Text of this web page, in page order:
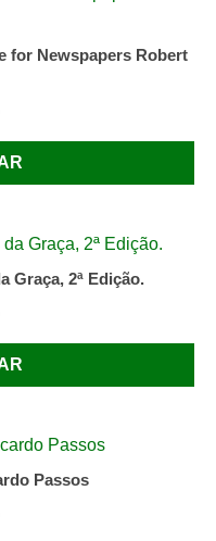
for Newspapers Robert
Graça, 2ª Edição.
Passos